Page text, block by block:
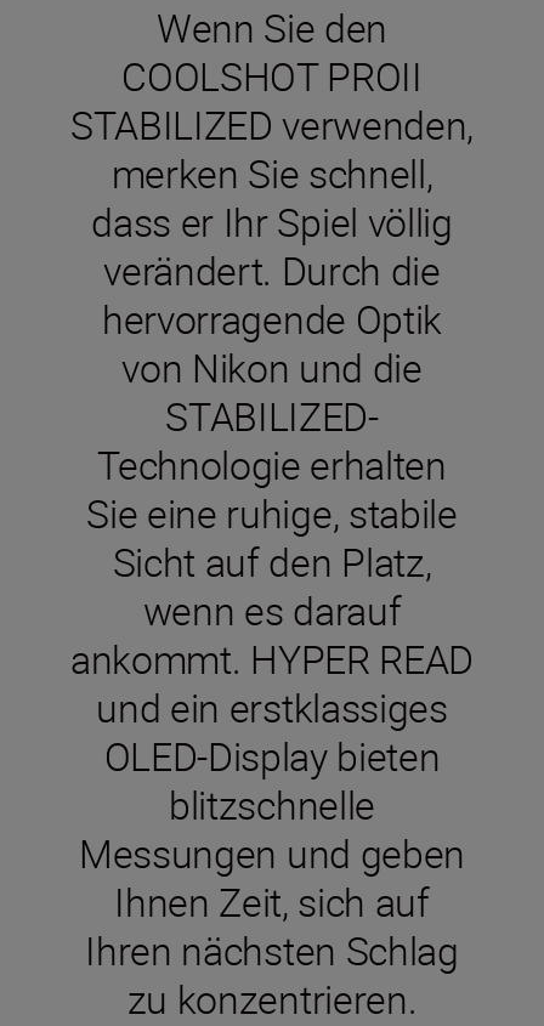
Wenn Sie den
COOLSHOT PROII
STABILIZED verwenden,
merken Sie schnell,
dass er Ihr Spiel völlig
verändert. Durch die
hervorragende Optik
von Nikon und die
STABILIZED-
Technologie erhalten
Sie eine ruhige, stabile
Sicht auf den Platz,
wenn es darauf
ankommt. HYPER READ
und ein erstklassiges
OLED-Display bieten
blitzschnelle
Messungen und geben
Ihnen Zeit, sich auf
Ihren nächsten Schlag
zu konzentrieren.